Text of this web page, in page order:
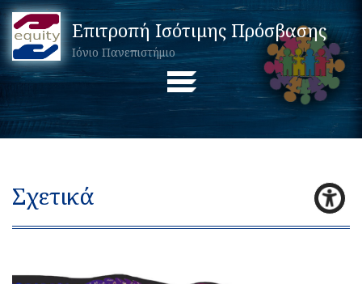
Επιτροπή Ισότιμης Πρόσβασης
Ιόνιο Πανεπιστήμιο
Σχετικά